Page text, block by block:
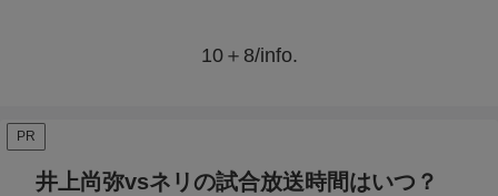
10＋8/info.
PR
井上尚弥vsネリの試合放送時間はいつ？